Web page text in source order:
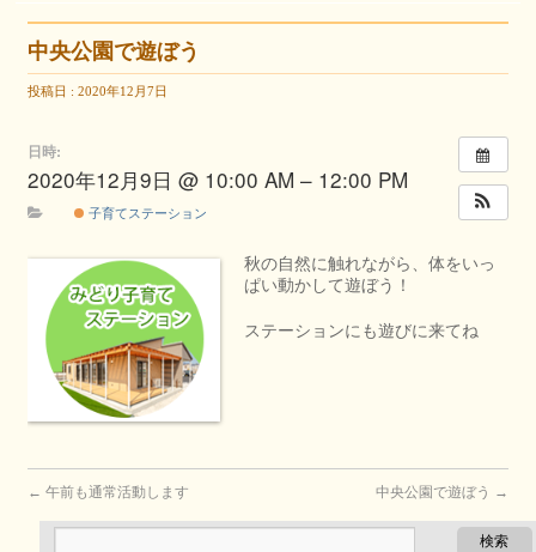
中央公園で遊ぼう
投稿日 : 2020年12月7日
日時:
2020年12月9日 @ 10:00 AM – 12:00 PM
子育てステーション
秋の自然に触れながら、体をいっ
ぱい動かして遊ぼう！
ステーションにも遊びに来てね
← 午前も通常活動します 中央公園で遊ぼう →